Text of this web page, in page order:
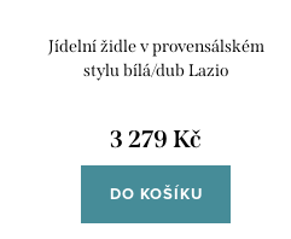
Jídelní židle v provensálském
stylu bílá/dub Lazio
3 279 Kč
DO KOŠÍKU